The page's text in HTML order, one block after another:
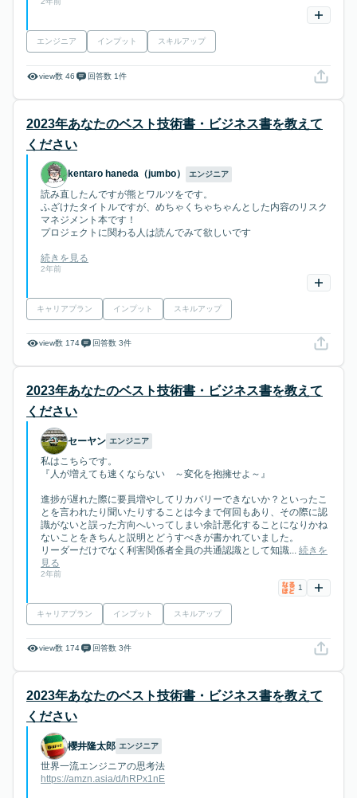
エンジニア インプット スキルアップ
view数 46 回答数 1件
2023年あなたのベスト技術書・ビジネス書を教えて
ください
kentaro haneda（jumbo） エンジニア
読み直したんですが熊とワルツをです。
ふざけたタイトルですが、めちゃくちゃちゃんとした内容のリスク
マネジメント本です！
プロジェクトに関わる人は読んでみて欲しいです
続きを見る
2年前
キャリアプラン インプット スキルアップ
view数 174 回答数 3件
2023年あなたのベスト技術書・ビジネス書を教えて
ください
セーヤン エンジニア
私はこちらです。
『人が増えても速くならない ～変化を抱擁せよ～』
進捗が遅れた際に要員増やしてリカバリーできないか？といったこ
とを言われたり聞いたりすることは今まで何回もあり、その際に認
識がないと誤った方向へいってしまい余計悪化することになりかね
ないことをきちんと説明とどうすべきが書かれていました。
リーダーだけでなく利害関係者全員の共通認識として知識... 続きを
見る
2年前
1
キャリアプラン インプット スキルアップ
view数 174 回答数 3件
2023年あなたのベスト技術書・ビジネス書を教えて
ください
櫻井隆太郎 エンジニア
世界一流エンジニアの思考法
https://amzn.asia/d/hRPx1nE